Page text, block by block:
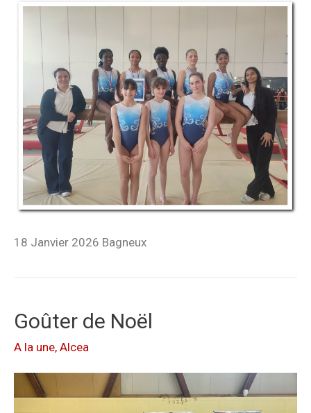
18 Janvier 2026 Bagneux
Goûter de Noël
A la une, Alcea